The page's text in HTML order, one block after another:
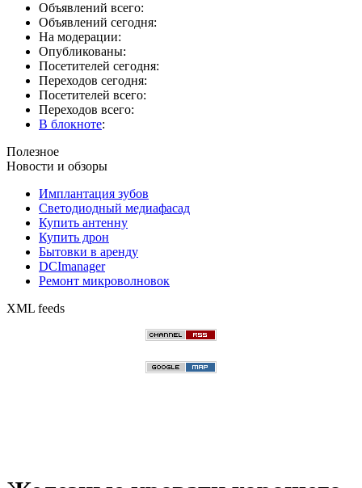
Объявлений всего:
Объявлений сегодня:
На модерации:
Опубликованы:
Посетителей сегодня:
Переходов сегодня:
Посетителей всего:
Переходов всего:
В блокноте:
Полезное
Новости и обзоры
Имплантация зубов
Светодиодный медиафасад
Купить антенну
Купить дрон
Бытовки в аренду
DCImanager
Ремонт микроволновок
XML feeds